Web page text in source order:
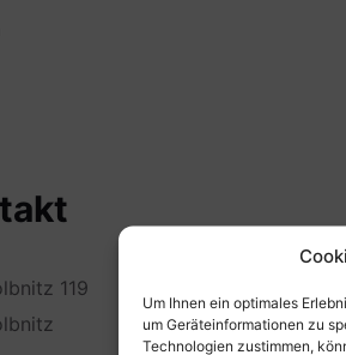
Um Ihnen ein optimales
um Geräteinformationen zu
Technologien zustimmen,
119